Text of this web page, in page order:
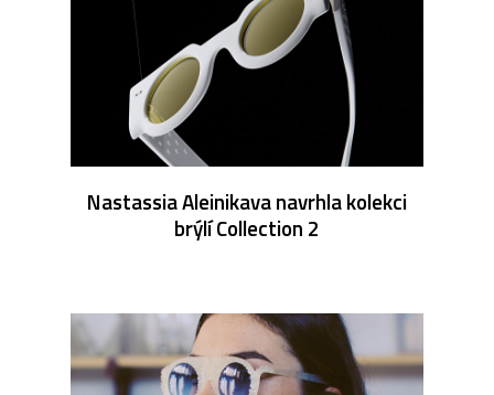
Nastassia Aleinikava navrhla kolekci
brýlí Collection 2